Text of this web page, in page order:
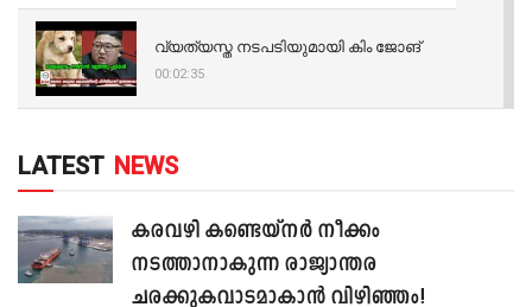
വ്യത്യസ്ത നടപടിയുമായി കിം ജോങ്
00:02:35
LATEST NEWS
കരവഴി കണ്ടെയ്നർ നീക്കം
നടത്താനാകുന്ന രാജ്യാന്തര
ചരക്കുകവാടമാകാൻ വിഴിഞ്ഞം!